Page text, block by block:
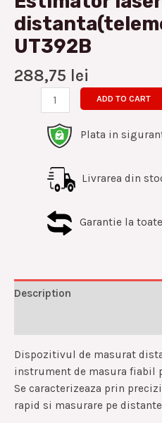
UT392B
288,75 lei
ADD TO CART
Plata in
Livrarea din
Garantie la
Description
Dispozitivul de masurat
instrument de masura fiabil
Se caracterizeaza prin
rapid si masurare pe